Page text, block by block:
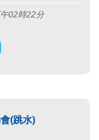
02時22分
(跳水)